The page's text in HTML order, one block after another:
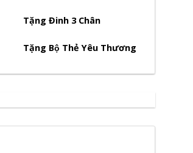
Tặng Đinh 3 Chân
Tặng Bộ Thẻ Yêu Thương